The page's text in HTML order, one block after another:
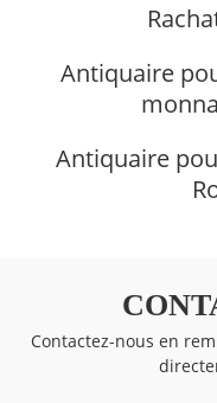
Antiquaire
Antiquaire
Contactez-nous en